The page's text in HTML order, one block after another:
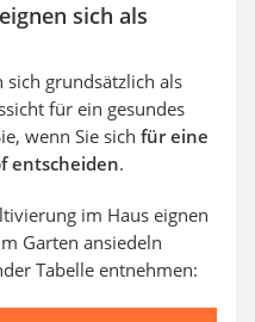
sich als
sich grundsätzlich als
für ein gesundes
wenn Sie sich für eine
entscheiden.
im Haus eignen
Garten ansiedeln
Tabelle entnehmen: